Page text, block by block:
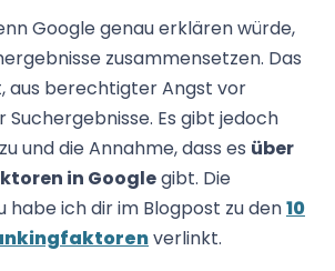
Google genau erklären würde,
zusammensetzen. Das
aus berechtigter Angst vor
Suchergebnisse. Es gibt jedoch
und die Annahme, dass es über
in Googlegibt. Die
habe ich dir im Blogpost zu den10
verlinkt.